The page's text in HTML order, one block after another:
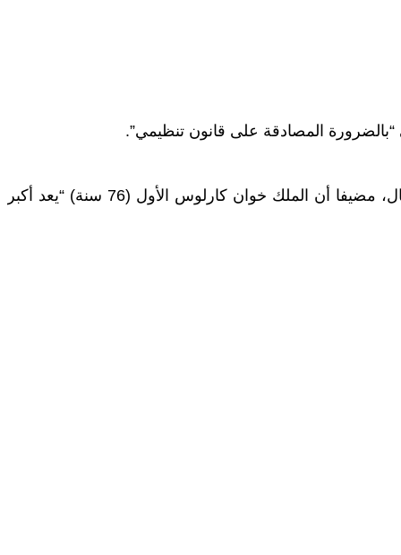
المصادقة على قانون تنظيمي”.
وعبر ماريانو راخوي عن الأمل في أن يتمكن مجلس النواب من المصادقة على تعيين الأمير فيليبي ملكا للبلاد في آقرب الآجال، مضيفا أن الملك خوان كارلوس الأول (76 سنة) “يعد أكبر